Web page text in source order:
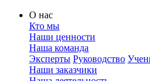
О нас
Кто мы
Наши ценности
Наша команда
Эксперты Руководство
Наши заказчики